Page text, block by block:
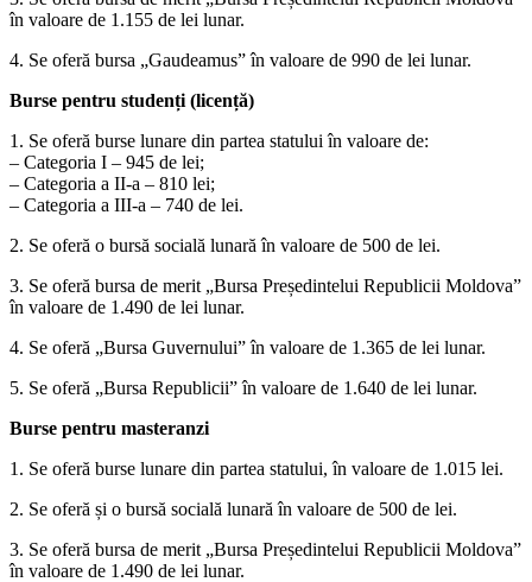
în valoare de 1.155 de lei lunar.
4. Se oferă bursa „Gaudeamus” în valoare de 990 de lei lunar.
Burse pentru studenți (licență)
1. Se oferă burse lunare din partea statului în valoare de:
– Categoria I – 945 de lei;
– Categoria a II-a – 810 lei;
– Categoria a III-a – 740 de lei.
2. Se oferă o bursă socială lunară în valoare de 500 de lei.
3. Se oferă bursa de merit „Bursa Președintelui Republicii Moldova”
în valoare de 1.490 de lei lunar.
4. Se oferă „Bursa Guvernului” în valoare de 1.365 de lei lunar.
5. Se oferă „Bursa Republicii” în valoare de 1.640 de lei lunar.
Burse pentru masteranzi
1. Se oferă burse lunare din partea statului, în valoare de 1.015 lei.
2. Se oferă și o bursă socială lunară în valoare de 500 de lei.
3. Se oferă bursa de merit „Bursa Președintelui Republicii Moldova”
în valoare de 1.490 de lei lunar.